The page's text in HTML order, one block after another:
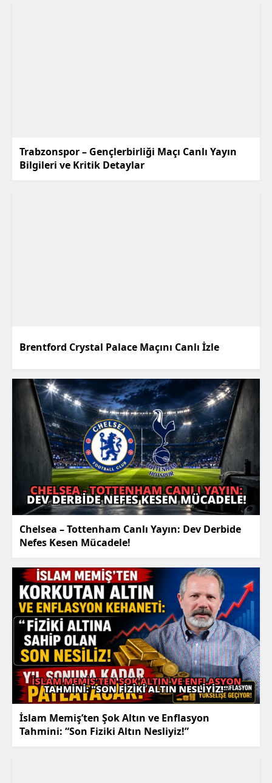
Trabzonspor – Gençlerbirliği Maçı Canlı Yayın
Bilgileri ve Kritik Detaylar
Brentford Crystal Palace Maçını Canlı İzle
Chelsea – Tottenham Canlı Yayın: Dev Derbide
Nefes Kesen Mücadele!
İslam Memiş’ten Şok Altın ve Enflasyon
Tahmini: “Son Fiziki Altın Nesliyiz!”